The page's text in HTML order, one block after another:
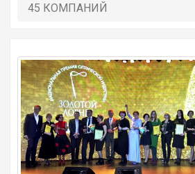
45 КОМПАНИЙ